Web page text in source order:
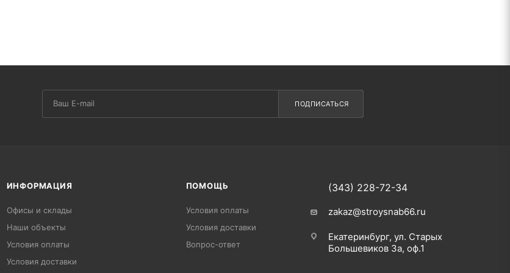
ПОДПИСАТЬСЯ
ИНФОРМАЦИЯ
Офисы и склады
Наши объекты
Условия оплаты
Условия доставки
ПОМОЩЬ
Условия оплаты
Условия доставки
Вопрос-ответ
(343) 228-72-34
zakaz@stroysnab66.ru
Екатеринбург, ул. Старых
Большевиков 3а, оф.1